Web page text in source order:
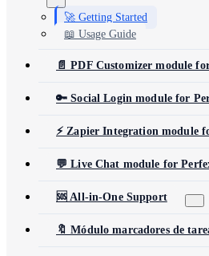
🚀 Getting Started
📖 Usage Guide
📄 PDF Customizer module
🔑 Social Login module for
⚡ Zapier Integration module
💬 Live Chat module for
🆘 All-in-One Support
🔖 Módulo marcadores de